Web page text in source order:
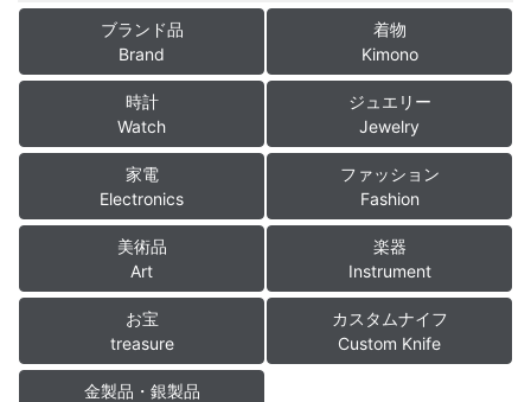
ブランド品
Brand
着物
Kimono
時計
Watch
ジュエリー
Jewelry
家電
Electronics
ファッション
Fashion
美術品
Art
楽器
Instrument
お宝
treasure
カスタムナイフ
Custom Knife
金製品・銀製品